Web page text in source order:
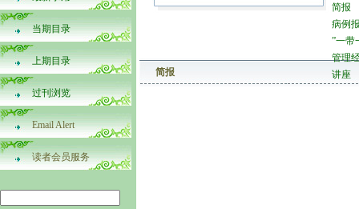
当期目录
上期目录
过刊浏览
Email Alert
读者会员服务
简报
病例
”一带
管理
讲座
简报